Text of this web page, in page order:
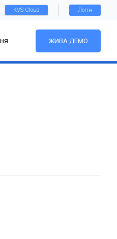
KVS Cloud Логін
ЖИВА ДЕМО